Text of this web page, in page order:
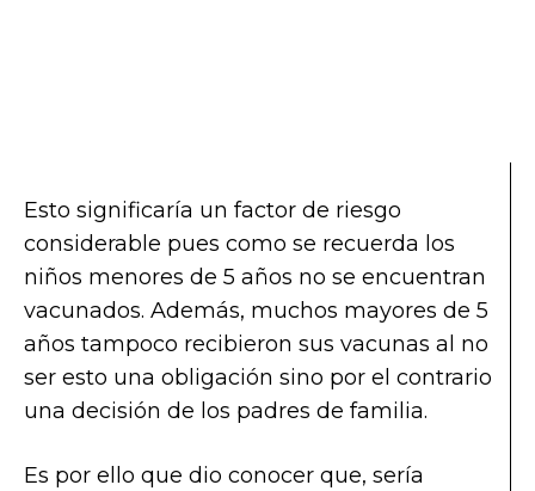
Esto significaría un factor de riesgo
considerable pues como se recuerda los
niños menores de 5 años no se encuentran
vacunados. Además, muchos mayores de 5
años tampoco recibieron sus vacunas al no
ser esto una obligación sino por el contrario
una decisión de los padres de familia.
Es por ello que dio conocer que, sería